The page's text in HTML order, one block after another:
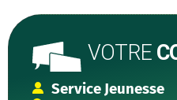
VOTRE
Service Jeunesse